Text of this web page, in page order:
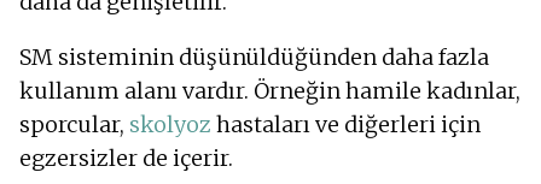
SM sisteminin düşünüldüğünden daha fazla
kullanım alanı vardır. Örneğin hamile kadınlar,
sporcular, skolyoz hastaları ve diğerleri için
egzersizler de içerir.